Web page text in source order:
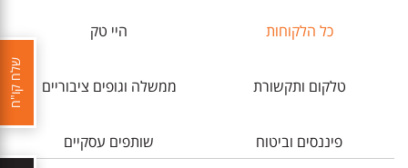
כל הלקוחות היי טק
טלקום ותקשורת ממשלה וגופים ציבוריים
פיננסים וביטוח שותפים עסקיים
שלח קו"ח